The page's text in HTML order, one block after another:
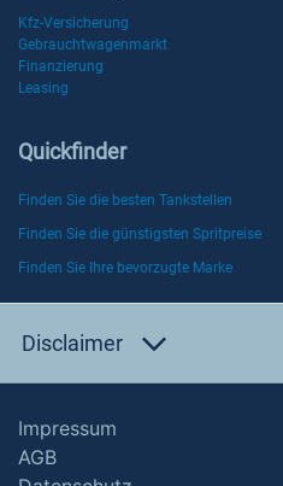
Kfz-Versicherung
Gebrauchtwagenmarkt
Finanzierung
Leasing
Quickfinder
Finden Sie die besten Tankstellen
Finden Sie die günstigsten Spritpreise
Finden Sie Ihre bevorzugte Marke
Disclaimer
Impressum
AGB